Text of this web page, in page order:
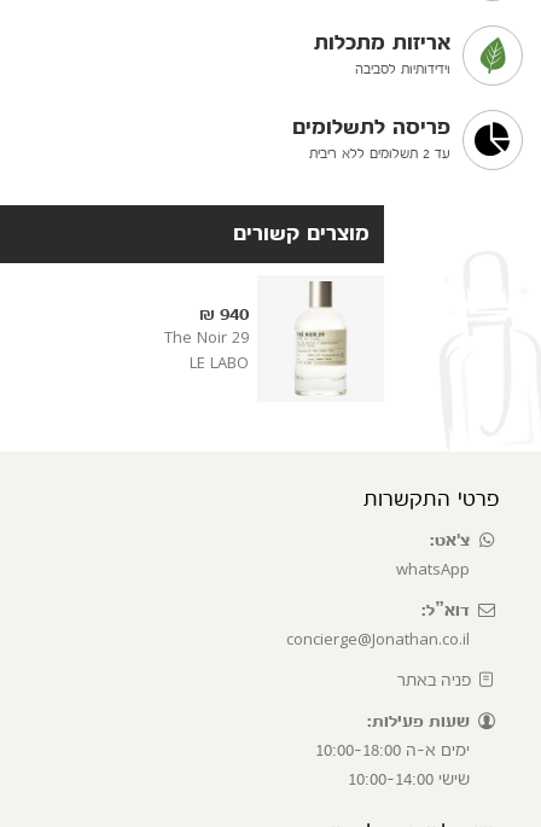
אריזות מתכלות
וידידותיות לסביבה
פריסה לתשלומים
עד 2 תשלומים ללא ריבית
מוצרים קשורים
940 ₪
The Noir 29
LE LABO
פרטי התקשרות
צ'אט:
whatsApp
דוא”ל:
concierge@Jonathan.co.il
פניה באתר
שעות פעילות:
ימים א-ה 10:00-18:00
שישי 10:00-14:00